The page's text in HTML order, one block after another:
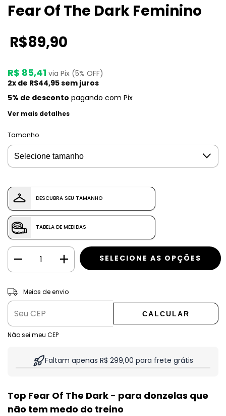
Fear Of The Dark Feminino
R$89,90
R$ 85,41 via Pix (5% OFF)
2x de R$44,95sem juros
5% de desconto pagando com Pix
Ver mais detalhes
Tamanho
DESCUBRA SEU TAMANHO
TABELA DE MEDIDAS
Entregas para o CEP:
Meios de envio
CALCULAR
Não sei meu CEP
Faltam apenas R$ 299,00 para frete grátis
Top Fear Of The Dark - para donzelas que
não tem medo do treino